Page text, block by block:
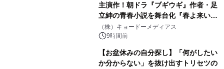
主演作！朝ドラ『ブギウギ』作者・足
立紳の青春小説を舞台化『春よ来い、
マジで来い』キービジュアル解禁！
（株）キョードーメディアス
9時間前
【お盆休みの自分探し】「何がしたい
か分からない」を抜け出すトリセツの